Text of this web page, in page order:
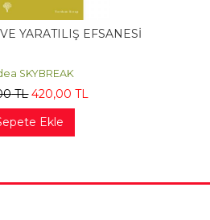
YARATILIŞ EFSANESİ
SKYBREAK
TL 420,00 TL
Ekle